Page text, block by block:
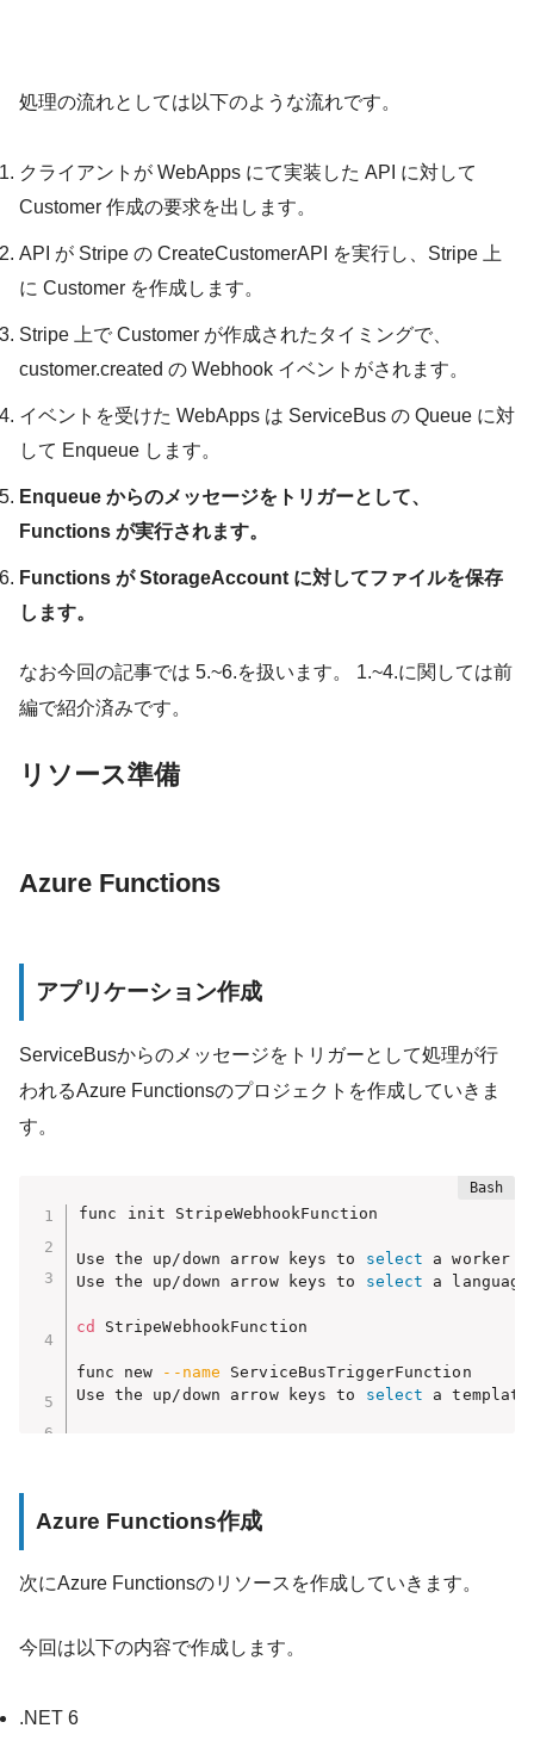
処理の流れとしては以下のような流れです。
クライアントが WebApps にて実装した API に対して
Customer 作成の要求を出します。
API が Stripe の CreateCustomerAPI を実行し、Stripe 上
に Customer を作成します。
Stripe 上で Customer が作成されたタイミングで、
customer.created の Webhook イベントがされます。
イベントを受けた WebApps は ServiceBus の Queue に対
して Enqueue します。
Enqueue からのメッセージをトリガーとして、
Functions が実行されます。
Functions が StorageAccount に対してファイルを保存
します。
なお今回の記事では 5.~6.を扱います。 1.~4.に関しては前
編で紹介済みです。
リソース準備
Azure Functions
アプリケーション作成
ServiceBusからのメッセージをトリガーとして処理が行
われるAzure Functionsのプロジェクトを作成していきま
す。
func init StripeWebhookFunction
Use the up/down arrow keys to select a worker
Use the up/down arrow keys to select a
cd StripeWebhookFunction
func new --name ServiceBusTriggerFunction
Use the up/down arrow keys to select a
Azure Functions作成
次にAzure Functionsのリソースを作成していきます。
今回は以下の内容で作成します。
.NET 6